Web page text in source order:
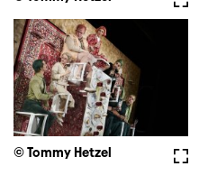
© Tommy Hetzel